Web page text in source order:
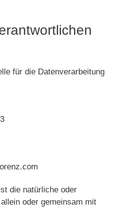
für die Datenverarbeitung
die natürliche oder
oder gemeinsam mit